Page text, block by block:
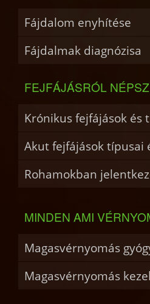
Fájdalom enyhítése
Fájdalmak diagnózisa
FEJFÁJÁSRÓL
Krónikus fejfájások és
Akut fejfájások típusai
Rohamokban
MINDEN AMI
Magasvérnyomás
Magasvérnyomás